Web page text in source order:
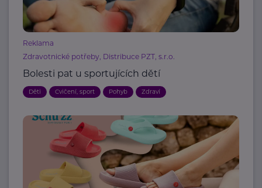
Reklama
Zdravotnické potřeby, Distribuce PZT, s.r.o.
Bolesti pat u sportujících dětí
Děti Cvičení, sport Pohyb Zdraví